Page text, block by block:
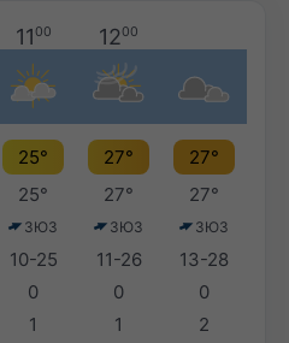
1100 1200
25° 27°
27°
25° 27° 27°
ЗЮЗ ЗЮЗ ЗЮЗ
10-25 11-26
13-28
0 0
0
1 1 2